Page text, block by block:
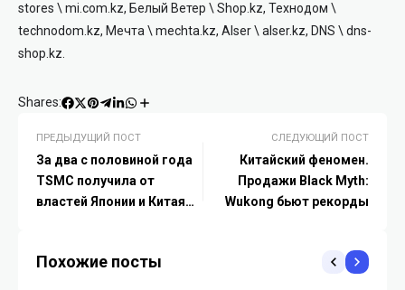
stores \ mi.com.kz, Белый Ветер \ Shop.kz, Технодом \
technodom.kz, Мечта \ mechta.kz, Alser \ alser.kz, DNS \ dns-
shop.kz.
Shares:
ПРЕДЫДУЩИЙ ПОСТ
За два с половиной года
TSMC получила от
властей Японии и Китая
СЛЕДУЮЩИЙ ПОСТ
Китайский феномен.
Продажи Black Myth:
Wukong бьют рекорды
Похожие посты